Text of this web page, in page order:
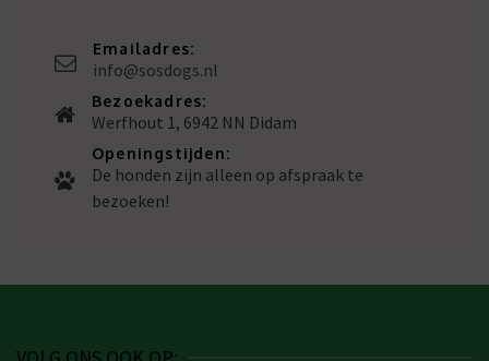
Emailadres:
info@sosdogs.nl
Bezoekadres:
Werfhout 1, 6942 NN Didam
Openingstijden:
De honden zijn alleen op afspraak te
bezoeken!